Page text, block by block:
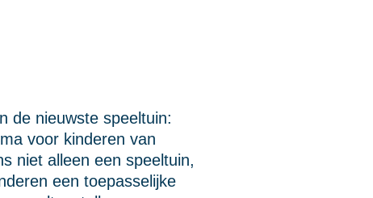
de nieuwste speeltuin:
voor kinderen van
niet alleen een speeltuin,
een toepasselijke